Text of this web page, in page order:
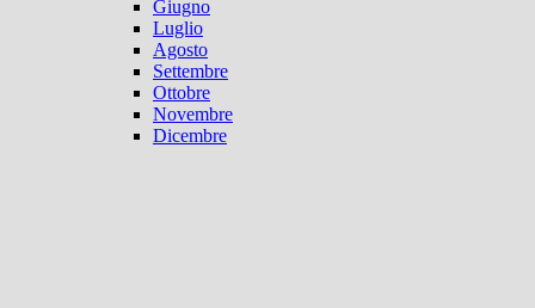
Giugno
Luglio
Agosto
Settembre
Ottobre
Novembre
Dicembre